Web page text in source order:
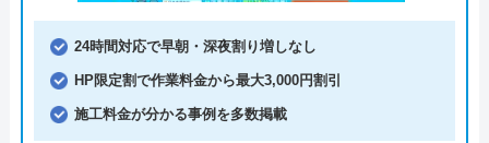
24時間対応で早朝・深夜割り増しなし
HP限定割で作業料金から最大3,000円割引
施工料金が分かる事例を多数掲載